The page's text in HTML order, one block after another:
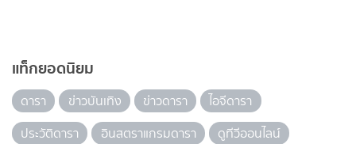
แท็กยอดนิยม
ดารา ข่าวบันเทิง ข่าวดารา
ไอจีดารา
ประวัติดารา
อินสตราแกรมดารา
ดูทีวีออนไลน์